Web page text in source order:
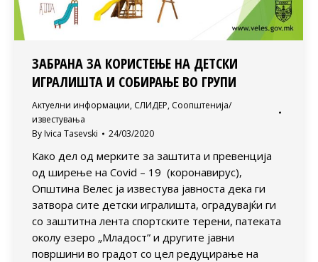
ЗАБРАНА ЗА КОРИСТЕЊЕ НА ДЕТСКИ
ИГРАЛИШТА И СОБИРАЊЕ ВО ГРУПИ
Актуелни информации, СЛИДЕР, Соопштенија/
известувања
By Ivica Tasevski 24/03/2020
Како дел од мерките за заштита и превенција
од ширење на Covid – 19 (коронавирус),
Општина Велес ја известува јавноста дека ги
затвора сите детски игралишта, оградувајќи ги
со заштитна лента спортските терени, патеката
околу езеро „Младост” и другите јавни
површини во градот со цел редуцирање на